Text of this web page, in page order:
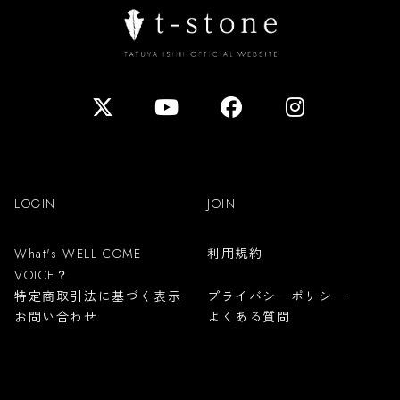
LOGIN JOIN
What's WELL COME
VOICE？
利用規約
特定商取引法に基づく表示
プライバシーポリシー
お問い合わせ
よくある質問